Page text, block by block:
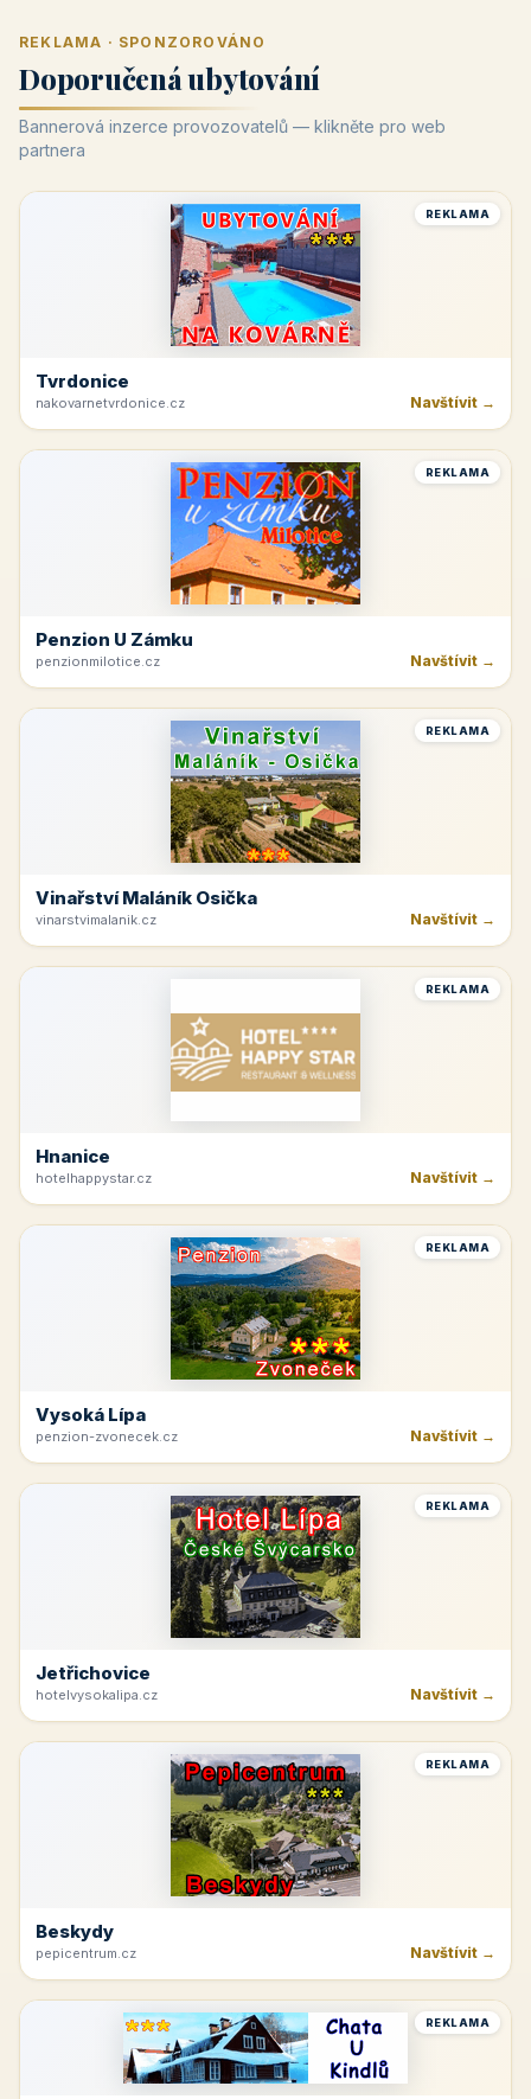
REKLAMA · SPONZOROVÁNO
Doporučená ubytování
Bannerová inzerce provozovatelů — klikněte pro web
partnera
REKLAMA
Tvrdonice
nakovarnetvrdonice.cz Navštívit →
REKLAMA
Penzion U Zámku
penzionmilotice.cz Navštívit →
REKLAMA
Vinařství Maláník Osička
vinarstvimalanik.cz Navštívit →
REKLAMA
Hnanice
hotelhappystar.cz Navštívit →
REKLAMA
Vysoká Lípa
penzion-zvonecek.cz Navštívit →
REKLAMA
Jetřichovice
hotelvysokalipa.cz Navštívit →
REKLAMA
Beskydy
pepicentrum.cz Navštívit →
REKLAMA